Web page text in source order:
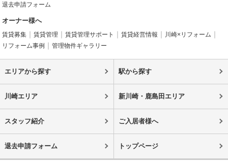
退去申請フォーム
オーナー様へ
賃貸募集 賃貸管理 賃貸管理サポート 賃貸経営情報
川崎×リフォーム
リフォーム事例
管理物件ギャラリー
エリアから探す 駅から探す
川崎エリア 新川崎・鹿島田エリア
スタッフ紹介 ご入居者様へ
退去申請フォーム トップページ